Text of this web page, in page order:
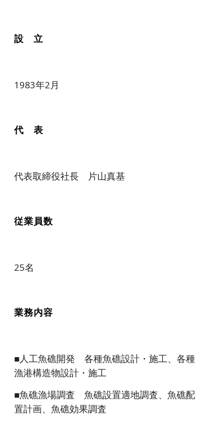
設 立
1983年2月
代 表
代表取締役社長 片山真基
従業員数
25名
業務内容
■人工魚礁開発 各種魚礁設計・施工、各種
漁港構造物設計・施工
■魚礁漁場調査 魚礁設置適地調査、魚礁配
置計画、魚礁効果調査